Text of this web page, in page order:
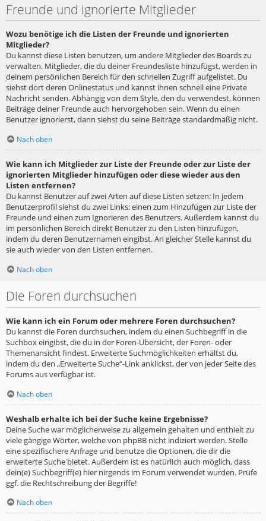
Freunde und ignorierte Mitglieder
Wozu benötige ich die Listen der Freunde und ignorierten
Mitglieder?
Du kannst diese Listen benutzen, um andere Mitglieder des Boards zu
verwalten. Mitglieder, die du deiner Freundesliste hinzufügst, werden in
deinem persönlichen Bereich für den schnellen Zugriff aufgelistet. Du
siehst dort deren Onlinestatus und kannst ihnen schnell eine Private
Nachricht senden. Abhängig von dem Style, den du verwendest, können
Beiträge deiner Freunde auch hervorgehoben sein. Wenn du einen
Benutzer ignorierst, dann siehst du seine Beiträge standardmäßig nicht.
Nach oben
Wie kann ich Mitglieder zur Liste der Freunde oder zur Liste der
ignorierten Mitglieder hinzufügen oder diese wieder aus den
Listen entfernen?
Du kannst Benutzer auf zwei Arten auf diese Listen setzen: In jedem
Benutzerprofil siehst du zwei Links: einen zum Hinzufügen zur Liste der
Freunde und einen zum Ignorieren des Benutzers. Außerdem kannst du
im persönlichen Bereich direkt Benutzer zu den Listen hinzufügen,
indem du deren Benutzernamen eingibst. An gleicher Stelle kannst du
sie auch wieder von den Listen entfernen.
Nach oben
Die Foren durchsuchen
Wie kann ich ein Forum oder mehrere Foren durchsuchen?
Du kannst die Foren durchsuchen, indem du einen Suchbegriff in die
Suchbox eingibst, die du in der Foren-Übersicht, der Foren- oder
Themenansicht findest. Erweiterte Suchmöglichkeiten erhältst du,
indem du den „Erweiterte Suche“-Link anklickst, der von jeder Seite des
Forums aus verfügbar ist.
Nach oben
Weshalb erhalte ich bei der Suche keine Ergebnisse?
Deine Suche war möglicherweise zu allgemein gehalten und enthielt zu
viele gängige Wörter, welche von phpBB nicht indiziert werden. Stelle
eine spezifischere Anfrage und benutze die Optionen, die dir die
erweiterte Suche bietet. Außerdem ist es natürlich auch möglich, dass
dein(e) Suchbegriff(e) hier nirgends im Forum verwendet wurden. Prüfe
ggf. die Rechtschreibung der Begriffe!
Nach oben